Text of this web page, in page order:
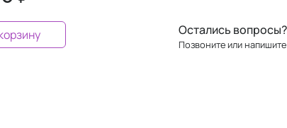
Остались вопросы?
Позвоните или